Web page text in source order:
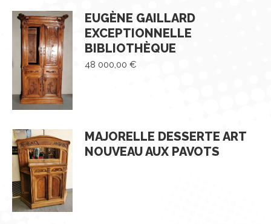
EUGÈNE GAILLARD
EXCEPTIONNELLE
BIBLIOTHÈQUE
48 000,00 €
MAJORELLE DESSERTE ART
NOUVEAU AUX PAVOTS